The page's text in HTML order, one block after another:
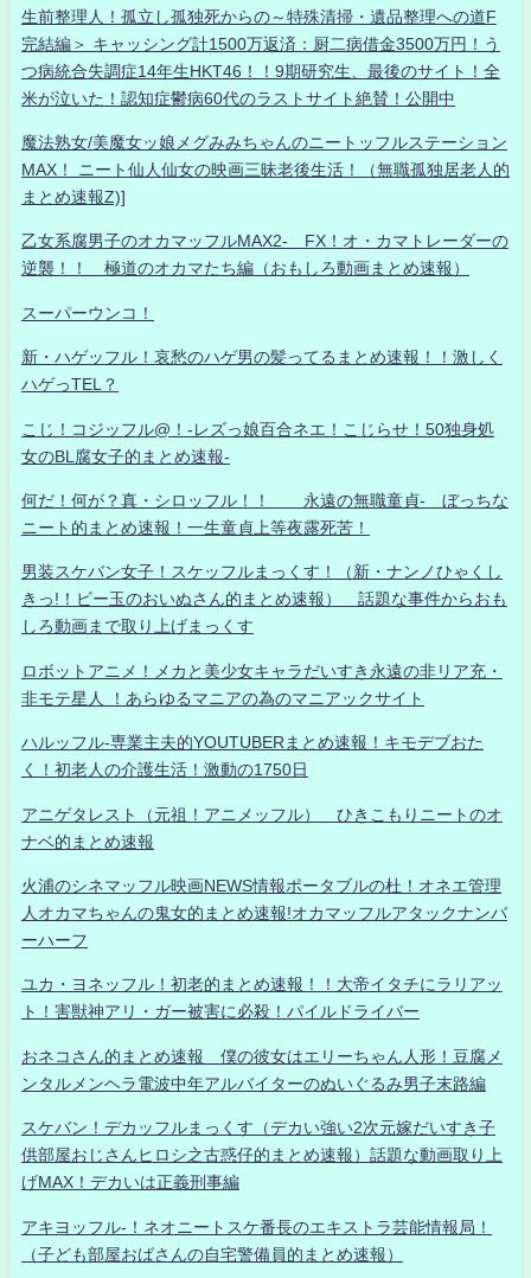
生前整理人！孤立し孤独死からの～特殊清掃・遺品整理への道F
完結編＞ キャッシング計1500万返済：厨二病借金3500万円！う
つ病統合失調症14年生HKT46！！9期研究生、最後のサイト！全
米が泣いた！認知症鬱病60代のラストサイト絶賛！公開中
魔法熟女/美魔女ッ娘メグみみちゃんのニートッフルステーション
MAX！ ニート仙人仙女の映画三昧老後生活！（無職孤独居老人的
まとめ速報Z)]
乙女系腐男子のオカマッフルMAX2- FX！オ・カマトレーダーの
逆襲！！ 極道のオカマたち編（おもしろ動画まとめ速報）
スーパーウンコ！
新・ハゲッフル！哀愁のハゲ男の髪ってるまとめ速報！！激しく
ハゲっTEL？
こじ！コジッフル@！-レズっ娘百合ネエ！こじらせ！50独身処
女のBL腐女子的まとめ速報-
何だ！何が？真・シロッフル！！ 永遠の無職童貞- ぼっちな
ニート的まとめ速報！一生童貞上等夜露死苦！
男装スケバン女子！スケッフルまっくす！（新・ナンノひゃくし
きっ!！ビー玉のおいぬさん的まとめ速報） 話題な事件からおも
しろ動画まで取り上げまっくす
ロボットアニメ！メカと美少女キャラだいすき永遠の非リア充・
非モテ星人 ！あらゆるマニアの為のマニアックサイト
ハルッフル-専業主夫的YOUTUBERまとめ速報！キモデブおた
く！初老人の介護生活！激動の1750日
アニゲタレスト（元祖！アニメッフル） ひきこもりニートのオ
ナベ的まとめ速報
火浦のシネマッフル映画NEWS情報ポータブルの杜！オネエ管理
人オカマちゃんの鬼女的まとめ速報!オカマッフルアタックナンバ
ーハーフ
ユカ・ヨネッフル！初老的まとめ速報！！大帝イタチにラリアッ
ト！害獣神アリ・ガー被害に必殺！パイルドライバー
おネコさん的まとめ速報 僕の彼女はエリーちゃん人形！豆腐メ
ンタルメンヘラ電波中年アルバイターのぬいぐるみ男子末路編
スケバン！デカッフルまっくす（デカい強い2次元嫁だいすき子
供部屋おじさんヒロシ之古惑仔的まとめ速報）話題な動画取り上
げMAX！デカいは正義刑事編
アキヨッフル-！ネオニートスケ番長のエキストラ芸能情報局！
（子ども部屋おばさんの自宅警備員的まとめ速報）